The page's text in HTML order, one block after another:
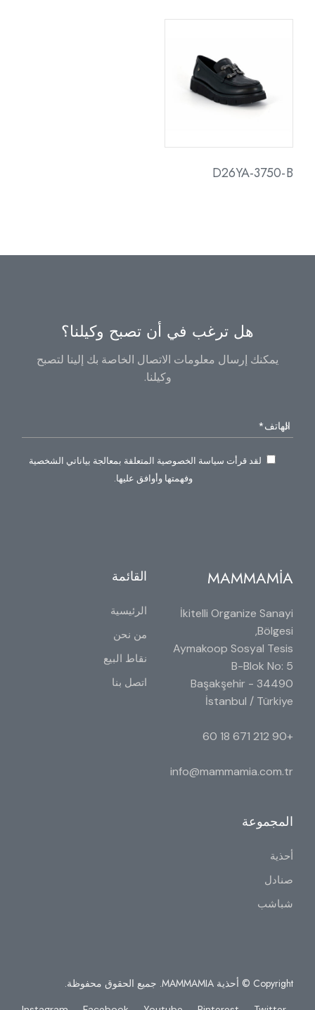
D26YA-3750-B
هل ترغب في أن تصبح وكيلنا؟
يمكنك إرسال معلومات الاتصال الخاصة بك إلينا لتصبح
وكيلنا.
لقد قرأت سياسة الخصوصية المتعلقة بمعالجة بياناتي الشخصية
وفهمتها وأوافق عليها.
MAMMAMİA
İkitelli Organize Sanayi
Bölgesi,
Aymakoop Sosyal Tesis
B-Blok No: 5
34490 Başakşehir -
İstanbul / Türkiye
+90 212 671 18 60
info@mammamia.com.tr
القائمة
الرئيسية
من نحن
نقاط البيع
اتصل بنا
المجموعة
أحذية
صنادل
شباشب
Copyright © أحذية MAMMAMIA. جميع الحقوق محفوظة.